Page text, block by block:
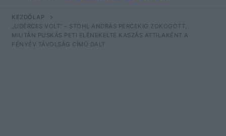
Keresése:
KEZDŐLAP
„LIDÉRCES VOLT” – STOHL ANDRÁS PERCEKIG ZOKOGOTT,
MIUTÁN PUSKÁS PETI ELÉNEKELTE KASZÁS ATTILAKÉNT A
FÉNYÉV TÁVOLSÁG CÍMŰ DALT